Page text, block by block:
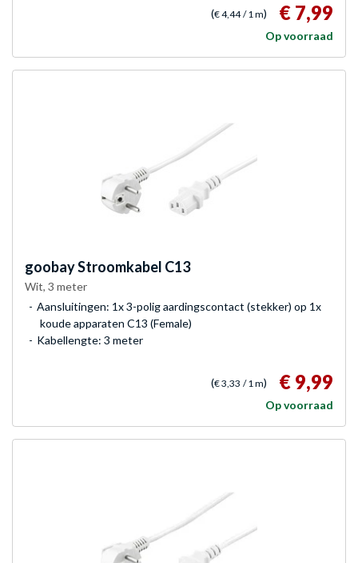
(€ 4,44 / 1 m) € 7,99
Op voorraad
goobayStroomkabel C13
Wit, 3 meter
Aansluitingen: 1x 3-polig aardingscontact (stekker) op 1x
koude apparaten C13 (Female)
Kabellengte: 3 meter
(€ 3,33 / 1 m) € 9,99
Op voorraad